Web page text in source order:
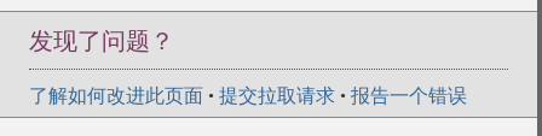
发现了问题？
了解如何改进此页面 • 提交拉取请求 • 报告一个错误